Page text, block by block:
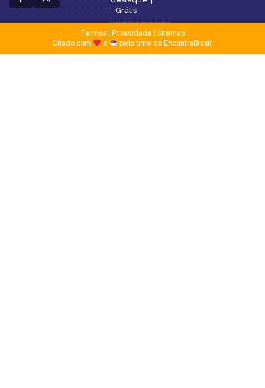
Grátis
Termos| Privacidade
Sitemap
Criado com
e pelo time do EncontraBrasil